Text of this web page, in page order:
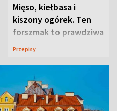
Mięso, kiełbasa i
kiszony ogórek. Ten
forszmak to prawdziwa
uczta
Przepisy